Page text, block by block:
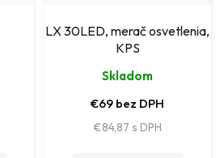
LX 30LED, merač osvetlenia,
KPS
Skladom
€69 bez DPH
€84,87